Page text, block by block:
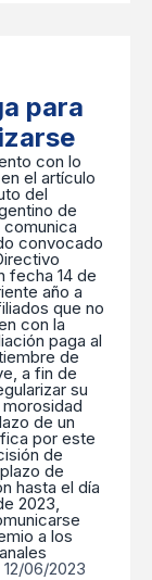
para
con lo
el artículo
del
de
convocado
fecha 14 de
año a
que no
con la
paga al
de
a fin de
su
de un
por este
de
de
hasta el día
2023,
a los
06/2023